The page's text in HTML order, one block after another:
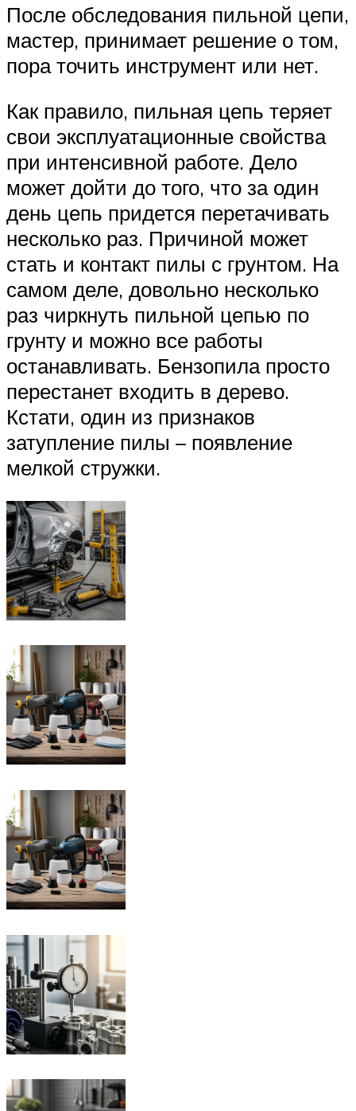
После обследования пильной цепи,
мастер, принимает решение о том,
пора точить инструмент или нет.
Как правило, пильная цепь теряет
свои эксплуатационные свойства
при интенсивной работе. Дело
может дойти до того, что за один
день цепь придется перетачивать
несколько раз. Причиной может
стать и контакт пилы с грунтом. На
самом деле, довольно несколько
раз чиркнуть пильной цепью по
грунту и можно все работы
останавливать. Бензопила просто
перестанет входить в дерево.
Кстати, один из признаков
затупление пилы – появление
мелкой стружки.